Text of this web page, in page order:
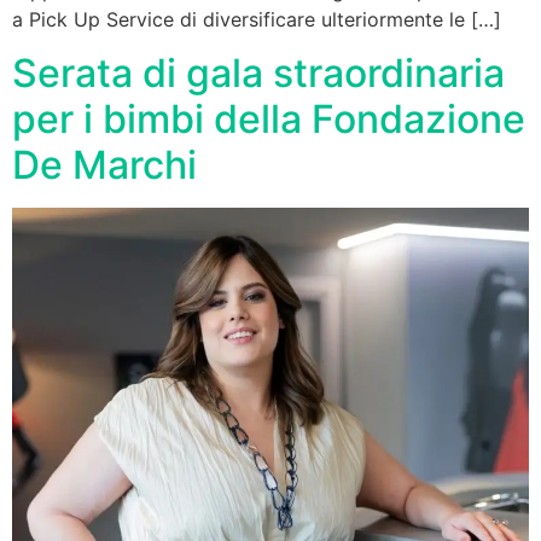
a Pick Up Service di diversificare ulteriormente le […]
Serata di gala straordinaria
per i bimbi della Fondazione
De Marchi